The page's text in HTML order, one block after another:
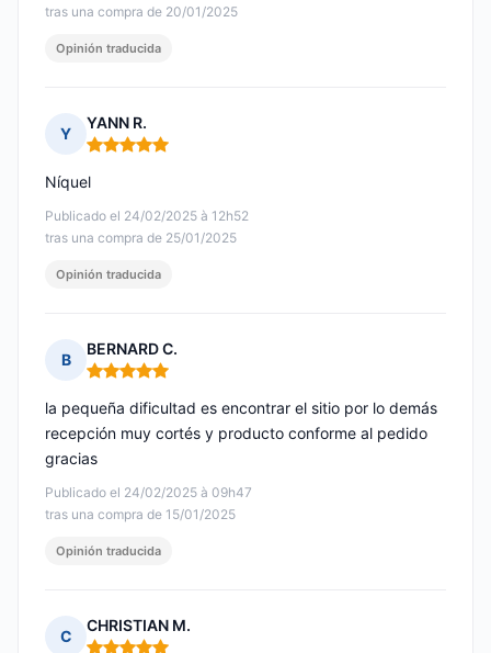
tras una compra de 20/01/2025
Opinión traducida
Y
YANN R.
Nota: 5 de 5
Publicado el 24/02/2025 à 12h52
tras una compra de 25/01/2025
Níquel
Opinión traducida
B
BERNARD C.
Nota: 5 de 5
Publicado el 24/02/2025 à 09h47
tras una compra de 15/01/2025
la pequeña dificultad es encontrar el sitio por lo demás
recepción muy cortés y producto conforme al pedido
gracias
Opinión traducida
C
CHRISTIAN M.